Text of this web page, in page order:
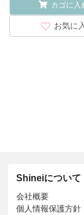
カゴに入
お気に
Shineiについて
会社概要
個人情報保護方針